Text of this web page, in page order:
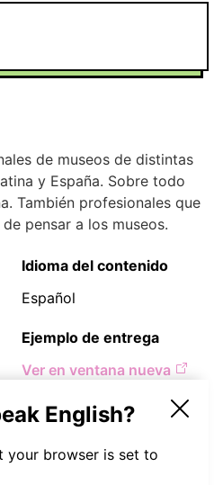
English?
your browser is set to
de museos de distintas
y España. Sobre todo
También profesionales que
pensar a los museos.
Idioma del contenido
Español
Ejemplo de entrega
Ver en ventana nueva